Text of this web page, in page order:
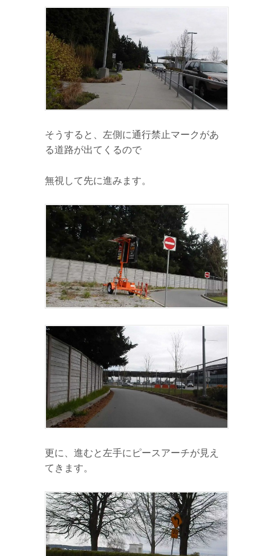
そうすると、左側に通行禁止マークがあ
る道路が出てくるので
無視して先に進みます。
更に、進むと左手にピースアーチが見え
てきます。